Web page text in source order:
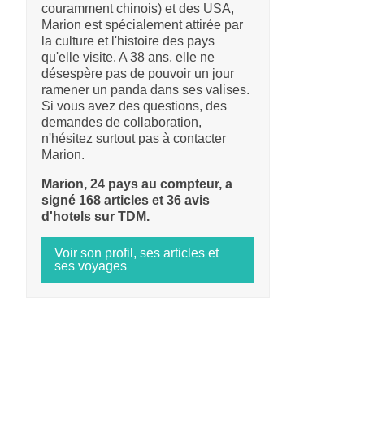
couramment chinois) et des USA,
Marion est spécialement attirée par
la culture et l'histoire des pays
qu'elle visite. A 38 ans, elle ne
désespère pas de pouvoir un jour
ramener un panda dans ses valises.
Si vous avez des questions, des
demandes de collaboration,
n'hésitez surtout pas à contacter
Marion.
Marion, 24 pays au compteur, a
signé 168 articles et 36 avis
d'hotels sur TDM.
Voir son profil, ses articles et
ses voyages